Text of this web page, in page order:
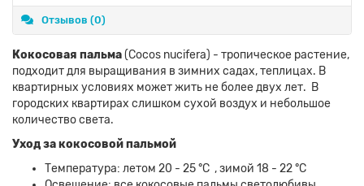
Отзывов (0)
Кокосовая пальма(Cocos nucifera) - тропическое растение,
подходит для выращивания в зимних садах, теплицах. В
квартирных условиях может жить не более двух лет. В
городских квартирах слишком сухой воздух и небольшое
количество света.
Уход за кокосовой пальмой
Температура: летом 20 - 25 °C , зимой 18 - 22 °C